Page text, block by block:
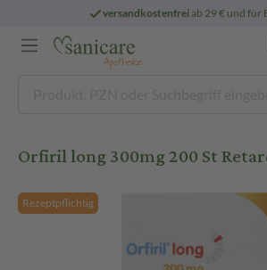
versandkostenfreiab 29 € und für
Orfiril long 300mg 200 St
Rezeptpflichtig